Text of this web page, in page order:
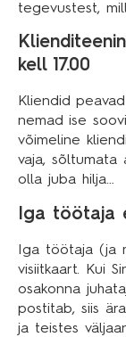
tegevustest,
kell 17.00
Kliendid
nemad ise
võimeline
vaja, sõltumata
olla juba hilja…
Iga töötaja
Iga töötaja (ja
visiitkaart. Kui
osakonna
postitab, siis
ja teistes